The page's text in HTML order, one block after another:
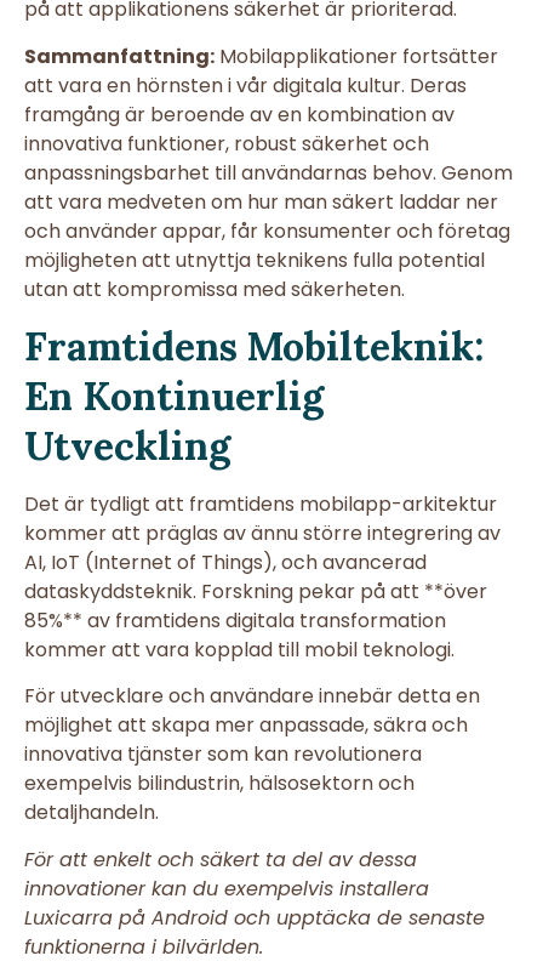
på att applikationens säkerhet är prioriterad.
Sammanfattning: Mobilapplikationer fortsätter
att vara en hörnsten i vår digitala kultur. Deras
framgång är beroende av en kombination av
innovativa funktioner, robust säkerhet och
anpassningsbarhet till användarnas behov. Genom
att vara medveten om hur man säkert laddar ner
och använder appar, får konsumenter och företag
möjligheten att utnyttja teknikens fulla potential
utan att kompromissa med säkerheten.
Framtidens Mobilteknik:
En Kontinuerlig
Utveckling
Det är tydligt att framtidens mobilapp-arkitektur
kommer att präglas av ännu större integrering av
AI, IoT (Internet of Things), och avancerad
dataskyddsteknik. Forskning pekar på att **över
85%** av framtidens digitala transformation
kommer att vara kopplad till mobil teknologi.
För utvecklare och användare innebär detta en
möjlighet att skapa mer anpassade, säkra och
innovativa tjänster som kan revolutionera
exempelvis bilindustrin, hälsosektorn och
detaljhandeln.
För att enkelt och säkert ta del av dessa
innovationer kan du exempelvis installera
Luxicarra på Android och upptäcka de senaste
funktionerna i bilvärlden.